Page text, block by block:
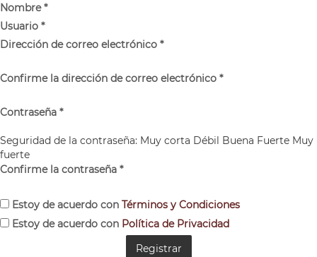
Nombre*
Usuario *
Dirección de correo electrónico *
Confirme la dirección de correo electrónico *
Contraseña *
Seguridad de la contraseña: Muy corta Débil Buena Fuerte Muy
fuerte
Confirme la contraseña *
Estoy de acuerdo con Términos y Condiciones
Estoy de acuerdo con Política de Privacidad
Registrar